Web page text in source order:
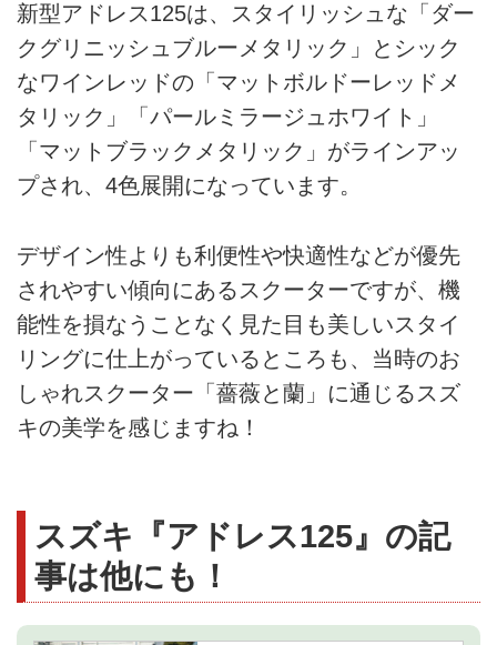
新型アドレス125は、スタイリッシュな「ダー
クグリニッシュブルーメタリック」とシック
なワインレッドの「マットボルドーレッドメ
タリック」「パールミラージュホワイト」
「マットブラックメタリック」がラインアッ
プされ、4色展開になっています。
デザイン性よりも利便性や快適性などが優先
されやすい傾向にあるスクーターですが、機
能性を損なうことなく見た目も美しいスタイ
リングに仕上がっているところも、当時のお
しゃれスクーター「薔薇と蘭」に通じるスズ
キの美学を感じますね！
スズキ『アドレス125』の記
事は他にも！